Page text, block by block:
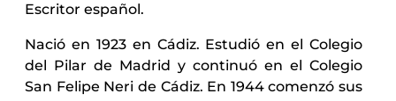
Escritor español.
Nació en 1923 en Cádiz. Estudió en el Colegio
del Pilar de Madrid y continuó en el Colegio
San Felipe Neri de Cádiz. En 1944 comenzó sus